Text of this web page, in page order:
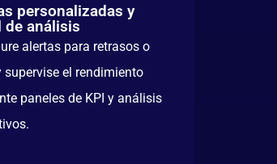
personalizadas y
de análisis
alertas para retrasos o
supervise el rendimiento
paneles de KPI y análisis